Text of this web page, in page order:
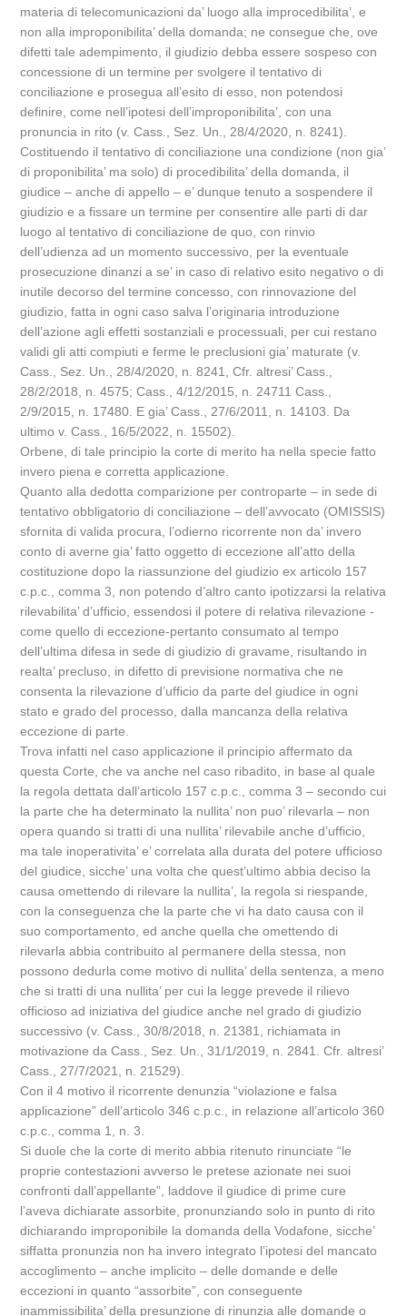
materia di telecomunicazioni da’ luogo alla improcedibilita’, e
non alla improponibilita’ della domanda; ne consegue che, ove
difetti tale adempimento, il giudizio debba essere sospeso con
concessione di un termine per svolgere il tentativo di
conciliazione e prosegua all’esito di esso, non potendosi
definire, come nell’ipotesi dell’improponibilita’, con una
pronuncia in rito (v. Cass., Sez. Un., 28/4/2020, n. 8241).
Costituendo il tentativo di conciliazione una condizione (non gia’
di proponibilita’ ma solo) di procedibilita’ della domanda, il
giudice – anche di appello – e’ dunque tenuto a sospendere il
giudizio e a fissare un termine per consentire alle parti di dar
luogo al tentativo di conciliazione de quo, con rinvio
dell’udienza ad un momento successivo, per la eventuale
prosecuzione dinanzi a se’ in caso di relativo esito negativo o di
inutile decorso del termine concesso, con rinnovazione del
giudizio, fatta in ogni caso salva l’originaria introduzione
dell’azione agli effetti sostanziali e processuali, per cui restano
validi gli atti compiuti e ferme le preclusioni gia’ maturate (v.
Cass., Sez. Un., 28/4/2020, n. 8241, Cfr. altresi’ Cass.,
28/2/2018, n. 4575; Cass., 4/12/2015, n. 24711 Cass.,
2/9/2015, n. 17480. E gia’ Cass., 27/6/2011, n. 14103. Da
ultimo v. Cass., 16/5/2022, n. 15502).
Orbene, di tale principio la corte di merito ha nella specie fatto
invero piena e corretta applicazione.
Quanto alla dedotta comparizione per controparte – in sede di
tentativo obbligatorio di conciliazione – dell’avvocato (OMISSIS)
sfornita di valida procura, l’odierno ricorrente non da’ invero
conto di averne gia’ fatto oggetto di eccezione all’atto della
costituzione dopo la riassunzione del giudizio ex articolo 157
c.p.c., comma 3, non potendo d’altro canto ipotizzarsi la relativa
rilevabilita’ d’ufficio, essendosi il potere di relativa rilevazione -
come quello di eccezione-pertanto consumato al tempo
dell’ultima difesa in sede di giudizio di gravame, risultando in
realta’ precluso, in difetto di previsione normativa che ne
consenta la rilevazione d’ufficio da parte del giudice in ogni
stato e grado del processo, dalla mancanza della relativa
eccezione di parte.
Trova infatti nel caso applicazione il principio affermato da
questa Corte, che va anche nel caso ribadito, in base al quale
la regola dettata dall’articolo 157 c.p.c., comma 3 – secondo cui
la parte che ha determinato la nullita’ non puo’ rilevarla – non
opera quando si tratti di una nullita’ rilevabile anche d’ufficio,
ma tale inoperativita’ e’ correlata alla durata del potere ufficioso
del giudice, sicche’ una volta che quest’ultimo abbia deciso la
causa omettendo di rilevare la nullita’, la regola si riespande,
con la conseguenza che la parte che vi ha dato causa con il
suo comportamento, ed anche quella che omettendo di
rilevarla abbia contribuito al permanere della stessa, non
possono dedurla come motivo di nullita’ della sentenza, a meno
che si tratti di una nullita’ per cui la legge prevede il rilievo
officioso ad iniziativa del giudice anche nel grado di giudizio
successivo (v. Cass., 30/8/2018, n. 21381, richiamata in
motivazione da Cass., Sez. Un., 31/1/2019, n. 2841. Cfr. altresi’
Cass., 27/7/2021, n. 21529).
Con il 4 motivo il ricorrente denunzia “violazione e falsa
applicazione” dell’articolo 346 c.p.c., in relazione all’articolo 360
c.p.c., comma 1, n. 3.
Si duole che la corte di merito abbia ritenuto rinunciate “le
proprie contestazioni avverso le pretese azionate nei suoi
confronti dall’appellante”, laddove il giudice di prime cure
l’aveva dichiarate assorbite, pronunziando solo in punto di rito
dichiarando improponibile la domanda della Vodafone, sicche’
siffatta pronunzia non ha invero integrato l’ipotesi del mancato
accoglimento – anche implicito – delle domande e delle
eccezioni in quanto “assorbite”, con conseguente
inammissibilita’ della presunzione di rinunzia alle domande o